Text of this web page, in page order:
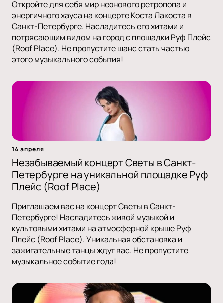
Откройте для себя мир неонового ретропопа и
энергичного хауса на концерте Коста Лакоста в
Санкт-Петербурге. Насладитесь его хитами и
потрясающим видом на город с площадки Руф Плейс
(Roof Place). Не пропустите шанс стать частью
этого музыкального события!
14 апреля
Незабываемый концерт Светы в Санкт-
Петербурге на уникальной площадке Руф
Плейс (Roof Place)
Приглашаем вас на концерт Светы в Санкт-
Петербурге! Насладитесь живой музыкой и
культовыми хитами на атмосферной крыше Руф
Плейс (Roof Place). Уникальная обстановка и
зажигательные танцы ждут вас. Не пропустите
музыкальное событие года!